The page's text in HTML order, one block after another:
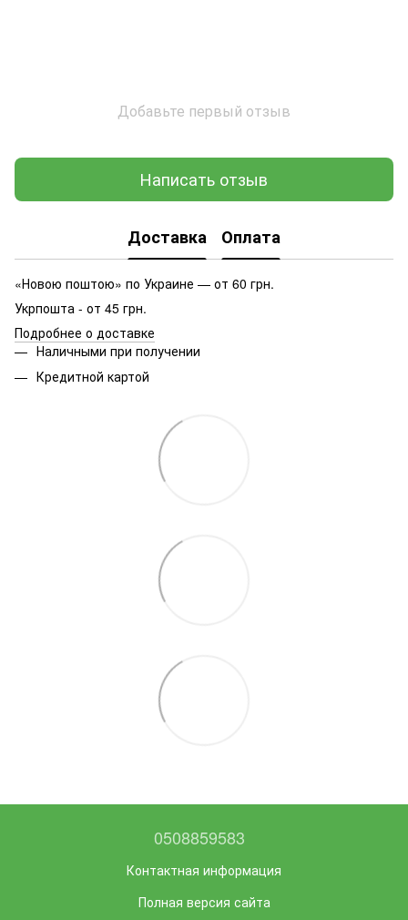
Добавьте первый отзыв
Написать отзыв
Доставка Оплата
«Новою поштою» по Украине — от 60 грн.
Укрпошта - от 45 грн.
Подробнее о доставке
Наличными при получении
Кредитной картой
0508859583
Контактная информация
Полная версия сайта